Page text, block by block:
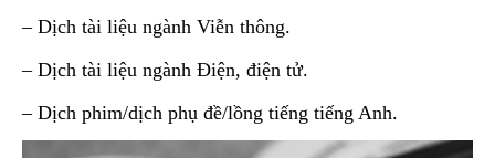
– Dịch tài liệu ngành Viễn thông.
– Dịch tài liệu ngành Điện, điện tử.
– Dịch phim/dịch phụ đề/lồng tiếng tiếng Anh.